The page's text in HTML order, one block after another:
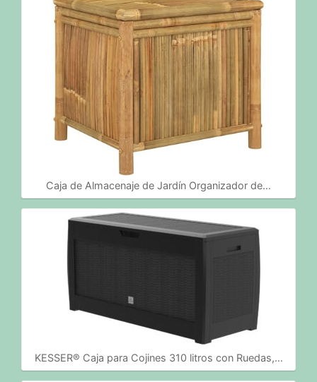
Caja de Almacenaje de Jardín Organizador de…
KESSER® Caja para Cojines 310 litros con Ruedas,…